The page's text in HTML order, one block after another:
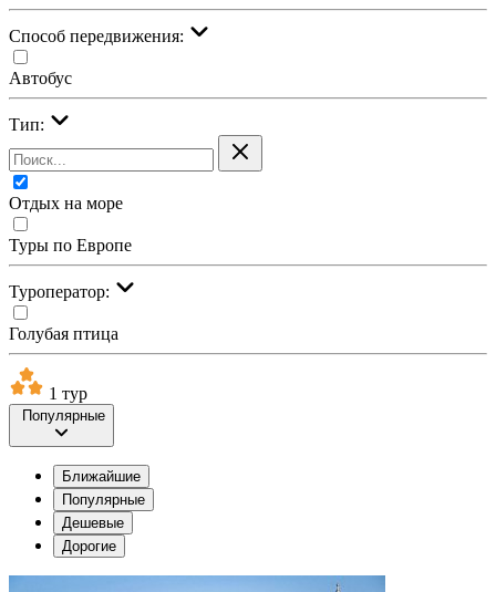
Cпособ передвижения:
Автобус
Тип:
Отдых на море
Туры по Европе
Туроператор:
Голубая птица
1 тур
Популярные
Ближайшие
Популярные
Дешевые
Дорогие